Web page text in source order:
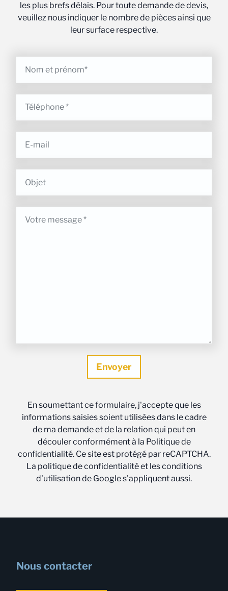
les plus brefs délais. Pour toute demande de devis,
veuillez nous indiquer le nombre de pièces ainsi que
leur surface respective.
En soumettant ce formulaire, j'accepte que les
informations saisies soient utilisées dans le cadre
de ma demande et de la relation qui peut en
découler conformément à la Politique de
confidentialité. Ce site est protégé par reCAPTCHA.
La politique de confidentialité et les conditions
d'utilisation de Google s'appliquent aussi.
Nous contacter